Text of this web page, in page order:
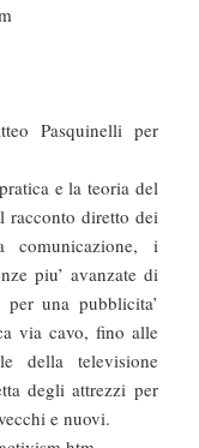
Pasquinelli per
e la teoria del
racconto diretto dei
comunicazione, i
piu’ avanzate di
una pubblicita’
via cavo, fino alle
della televisione
degli attrezzi per
e nuovi.